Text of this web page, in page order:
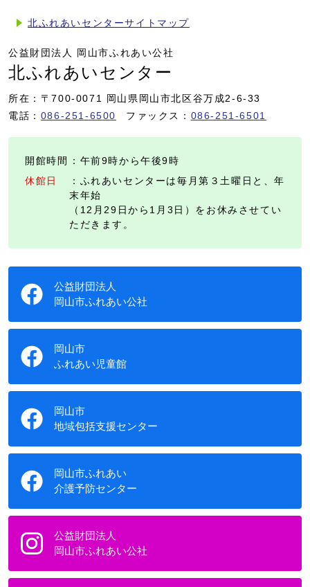
北ふれあいセンターサイトマップ
公益財団法人 岡山市ふれあい公社
北ふれあいセンター
所在：〒700-0071 岡山県岡山市北区谷万成2-6-33
電話： 086-251-6500 ファックス： 086-251-6501
開館時間
：午前9時から午後9時
休館日
：ふれあいセンターは毎月第３土曜日と、年
末年始
（12月29日から1月3日）をお休みさせてい
ただきます。
公益財団法人
岡山市ふれあい公社
岡山市
ふれあい児童館
岡山市
地域包括支援センター
岡山市ふれあい
介護予防センター
公益財団法人
岡山市ふれあい公社